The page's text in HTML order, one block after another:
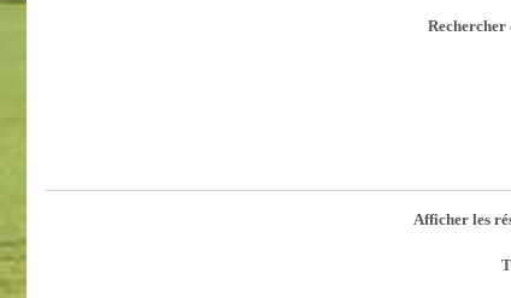
Rechercher
Afficher les